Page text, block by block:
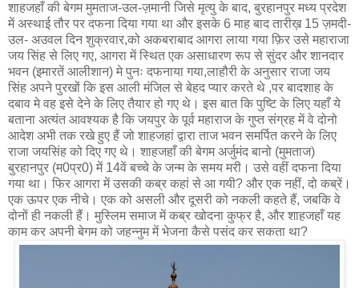
शाहजहाँ की बेगम मुमताज-उल-ज़मानी जिसे मृत्यु के बाद, बुरहानपुर मध्य प्रदेश
में अस्थाई तौर पर दफना दिया गया था और इसके 6 माह बाद तारीख़ 15 ज़मदी-
उल- अउवल दिन शुक्रवार,को अकबराबाद आगरा लाया गया फ़िर उसे महाराजा
जय सिंह से लिए गए, आगरा में स्थित एक असाधारण रूप से सुंदर और शानदार
भवन (इमारतें आलीशान) मे पुनः दफनाया गया,लाहौरी के अनुसार राजा जय
सिंह अपने पुरखों कि इस आली मंजिल से बेहद प्यार करते थे ,पर बादशाह के
दबाव मे वह इसे देने के लिए तैयार हो गए थे। इस बात कि पुष्टि के लिए यहाँ ये
बताना अत्यंत आवश्यक है कि जयपुर के पूर्व महाराज के गुप्त संग्रह में वे दोनो
आदेश अभी तक रखे हुए हैं जो शाहजहां द्वारा ताज भवन समर्पित करने के लिए
राजा जयसिंह को दिए गए थे। शाहजहाँ की बेगम अर्जुमंद बानो (मुमताज)
बुरहानपुर (म0प्र0) में 14वें बच्चे के जन्म के समय मरी। उसे वहीं दफना दिया
गया था। फिर आगरा में उसकी कब्र कहां से आ गयी? और एक नहीं, दो कब्रें।
एक ऊपर एक नीचे। एक को असली और दूसरी को नकली कहते हैं, जबकि वे
दोनों ही नकली हैं। मुस्लिम समाज में कब्र खोदना कुफ्र है, और शाहजहाँ यह
काम कर अपनी बेगम को जहन्नुम में भेजना कैसे पसंद कर सकता था?